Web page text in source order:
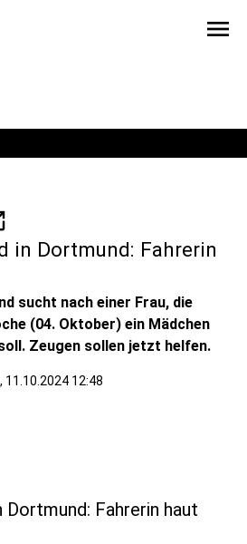
menu
in Dortmund: Fahrerin
sucht nach einer Frau, die
(04. Oktober) ein Mädchen
Zeugen sollen jetzt helfen.
11.10.2024 12:48
Dortmund: Fahrerin haut